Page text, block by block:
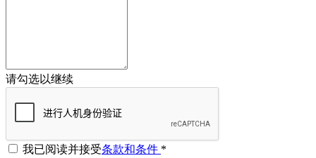
请勾选以继续
我已阅读并接受条款和条件 *